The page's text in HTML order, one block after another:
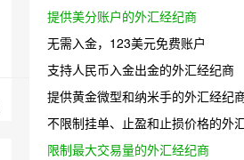
提供美分账户的外汇经纪商
无需入金，123美元免费账户
支持人民币入金出金的外汇经纪商
提供黄金微型和纳米手的外汇经纪
不限制挂单、止盈和止损价格的外
限制最大交易量的外汇经纪商